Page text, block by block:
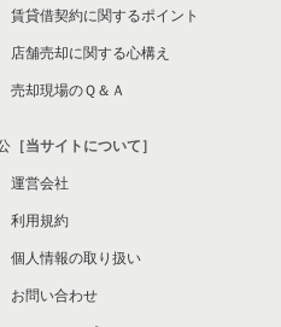
賃貸借契約に関するポイント
店舗売却に関する心構え
売却現場のＱ＆Ａ
［当サイトについて］
運営会社
利用規約
個人情報の取り扱い
お問い合わせ